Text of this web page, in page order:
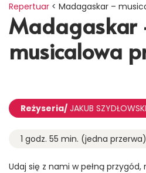
Repertuar < Madagaskar –
Madagaskar
musicalowa
Reżyseria/ JAKUB SZYDŁOWSKI
1 godz. 55 min. (jedna przerwa)
Udaj się z nami w pełną